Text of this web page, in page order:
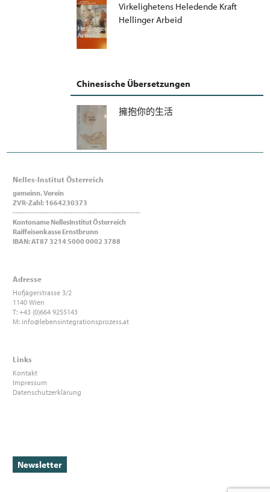
Virkelighetens Heledende Kraft
Hellinger Arbeid
Chinesische Übersetzungen
擁抱你的生活
Nelles-Institut Österreich
gemeinn. Verein
ZVR-Zahl: 1664230373
-----------------------------------------------------
Kontoname NellesInstitut Österreich
Raiffeisenkasse Ernstbrunn
IBAN: AT87 3214 5000 0002 3788
Adresse
Hofjägerstrasse 3/2
1140 Wien
T: +43 (0)664 9255143
M: info@lebensintegrationsprozess.at
Links
Kontakt
Impressum
Datenschutzerklärung
Newsletter